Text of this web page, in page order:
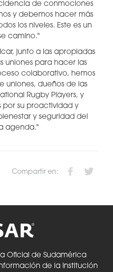
de conmociones
y debemos hacer más
los niveles. Este es un
camino."
junto a las apropiadas
uniones para hacer las
colaborativo, hemos
uniones, dueños de las
Rugby Players, y
su proactividad y
y seguridad del
agenda."
Compartir en:
Oficial de Sudamérica
de la Institución